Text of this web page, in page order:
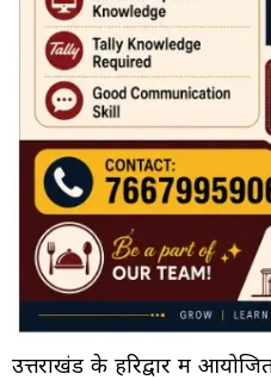
उत्तराखंड के हरिद्वार में